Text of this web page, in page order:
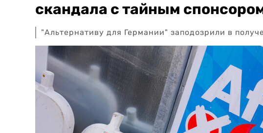
скандала с тайным
"Альтернативу для Германии" заподозрили в